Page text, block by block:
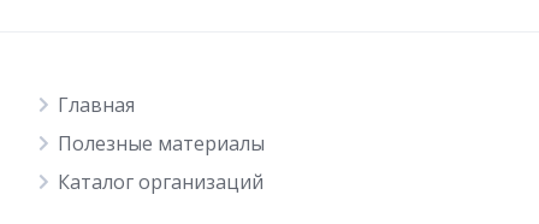
Главная
Полезные материалы
Каталог организаций